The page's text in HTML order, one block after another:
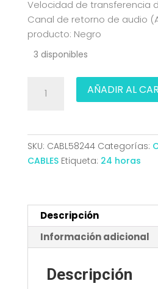
Velocidad de transferencia
Canal de retorno de audio
producto: Negro
3 disponibles
HDMI
PREMIUM
ALTA
NEGRO
2.0M
A120-
AÑADIR AL
SKU: CABL58244 Categorías:
CABLES Etiqueta: 24 horas
Descripción
Información adicional
Descripción